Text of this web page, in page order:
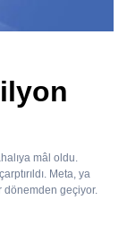
mâl oldu.
Meta, ya
dönemden geçiyor.